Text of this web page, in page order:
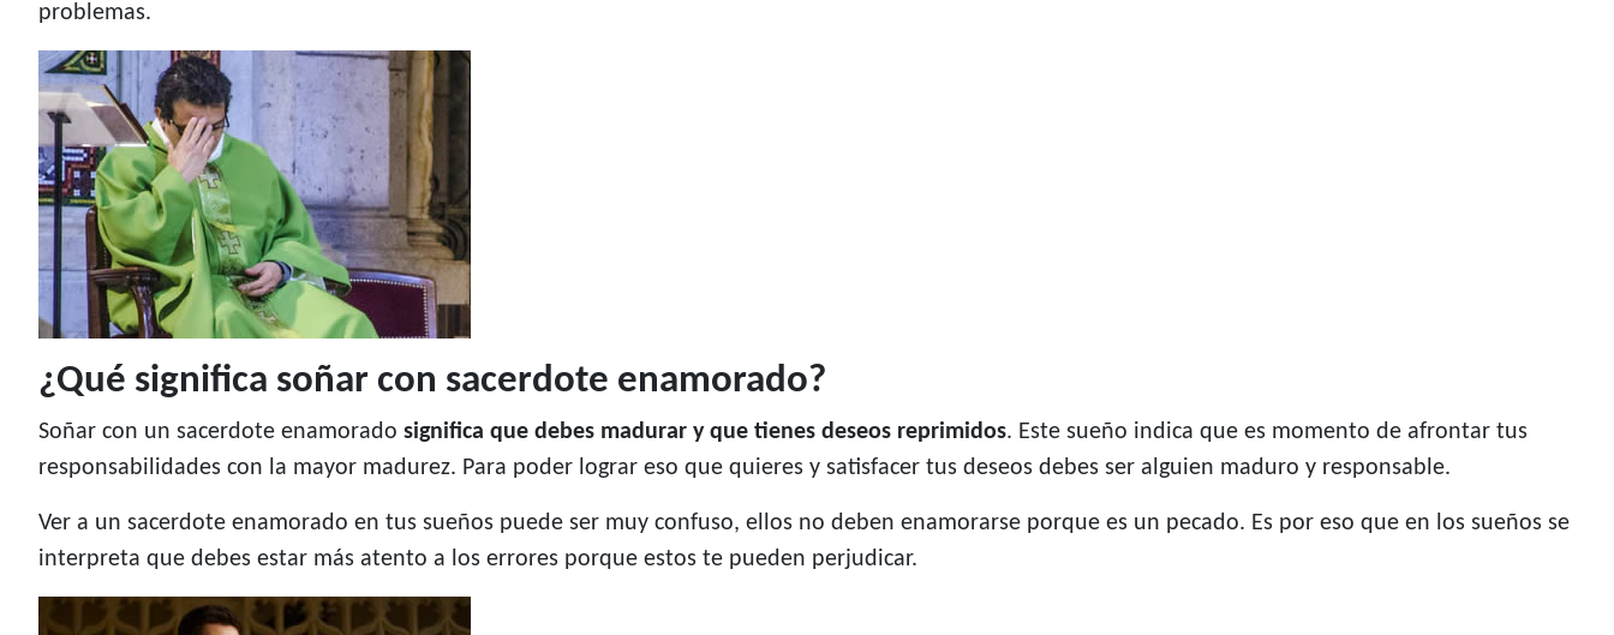
problemas.
¿Qué significa soñar con sacerdote enamorado?
Soñar con un sacerdote enamorado significa que debes madurar y que tienes deseos reprimidos. Este sueño indica que es momento de afrontar tus
responsabilidades con la mayor madurez. Para poder lograr eso que quieres y satisfacer tus deseos debes ser alguien maduro y responsable.
Ver a un sacerdote enamorado en tus sueños puede ser muy confuso, ellos no deben enamorarse porque es un pecado. Es por eso que en los sueños se
interpreta que debes estar más atento a los errores porque estos te pueden perjudicar.